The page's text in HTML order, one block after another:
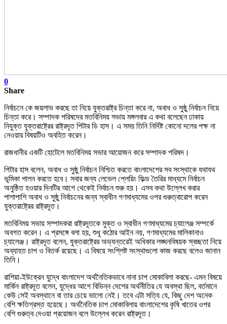
0
Share
নির্বাচনে কে জয়লাভ করছে তা নিয়ে যুক্তরাষ্ট্র চিন্তা করে না, অবাধ ও সুষ্ঠু নির্বাচন নিয়ে
চিন্তা করে। সম্পাদক পরিষদের মতবিনিময় সভায় মঙ্গলবার এ কথা বলেছেন ঢাকায়
নিযুক্ত যুক্তরাষ্ট্রের রাষ্ট্রদূত পিটার ডি হাস। এ সময় তিনি নির্দিষ্ট কোনো দলের পক্ষ না
নেওয়ার বিষয়টিও অবহিত করেন।
রাজধানীর একটি হোটেলে মতবিনিময় সভার আয়োজন করে সম্পাদক পরিষদ।
পিটার হাস বলেন, অবাধ ও সুষ্ঠু নির্বাচন নিশ্চিত করতে বাংলাদেশের সব সংস্থাকে যথাযথ
ভূমিকা পালন করতে হবে। সবার জন্য লেভেল প্লেয়িং ফিল্ড তৈরির মাধ্যমে নির্বাচন
অনুষ্ঠিত হওয়ার দিনটির আগে থেকেই নির্বাচন শুরু হয়। এসব কথা উল্লেখ করার
পাশাপাশি অবাধ ও সুষ্ঠু নির্বাচনের জন্য স্বাধীন গণমাধ্যমের ওপর গুরুত্বারোপ করেন
যুক্তরাষ্ট্রের রাষ্ট্রদূত।
মতবিনিময় সভায় সম্পাদকরা রাষ্ট্রদূতকে মুক্ত ও স্বাধীন গণমাধ্যমের চ্যালেঞ্জ সম্পর্কে
অবগত করেন। এ প্রসঙ্গে বলা হয়, শুধু কঠোর আইন নয়, গণমাধ্যমের মালিকানাও
চ্যালেঞ্জ। রাষ্ট্রদূত বলেন, যুক্তরাষ্ট্রের অভ্যন্তরেই অধিকার লঙ্ঘনবিষয়ক স্বচ্ছতা নিয়ে
অব্যাহত চাপ ও বিতর্ক রয়েছে। এ বিষয়ে সংশ্লিষ্ট সংস্থাগুলো কাজ করছে বলেও জানান
তিনি।
রাশিয়া-ইউক্রেন যুদ্ধে বাংলাদেশ অর্থনৈতিকভাবে নানা চাপ মোকাবিলা করছে- এমন বিষয়ে
মার্কিন রাষ্ট্রদূত বলেন, যুদ্ধের আগে বিভিন্ন দেশের অর্থনীতির যে অবস্থা ছিল, বর্তমানে
কেউ সেই অবস্থানে বা তার চেয়ে ভালো নেই। তবে এটা সত্যি যে, কিছু দেশ অনেক
বেশি ক্ষতিগ্রস্ত হয়েছে। অর্থনৈতিক চাপ মোকাবিলায় বাংলাদেশের কৃষি খাতের ওপর
বেশি গুরুত্ব দেওয়া প্রয়োজন বলে উল্লেখ করেন রাষ্ট্রদূত।